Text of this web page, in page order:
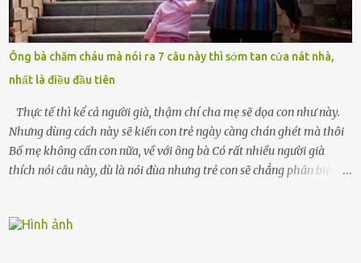
mất sớm. Tôi chẳng có anh chị em. Họ hàng cũng thưa thớt, chẳng
ai thân thiết đến mức có thể mở lòng cho tôi tá túc. Bạn bè? Ai cũng
bận rộn với gia đình riêng của họ. Tôi đã từng đặt cược cả thanh
xuân vào người chồng ấy – và giờ, tôi chỉ còn lại chính mình. Tôi lên
chiếc xe buýt cuối ngày, trốn chạy khỏi thành phố và nỗi đau. Tôi v...
Ông bà chăm cháu mà nói ra 7 câu này thì sớm tan cửa nát nhà,
nhất là điều đầu tiên
Thực tế thì kể cả người già, thậm chí cha mẹ sẽ dọa con như này.
Nhưng dùng cách này sẽ kiến con trẻ ngày càng chán ghét mà thôi
Bố mẹ không cần con nữa, về với ông bà Có rất nhiều người già
thích nói câu này, dù là nói đùa nhưng trẻ con sẽ chẳng phân biệt
khuyên nhủ con thật cẩn thận. Nếu cháu không nghe lời, cảnh sát